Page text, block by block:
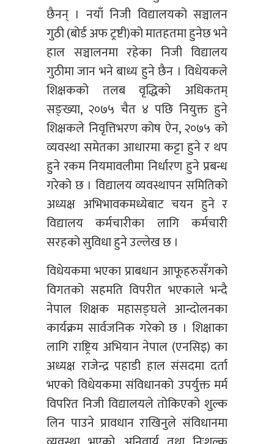
छैनन् । नयाँ निजी विद्यालयको सञ्चालन
गुठी (बोर्ड अफ ट्रष्टी)को मातहतमा हुनेछ भने
हाल सञ्चालनमा रहेका निजी विद्यालय
गुठीमा जान भने बाध्य हुने छैन । विधेयकले
शिक्षकको तलब वृद्धिको अधिकतम्
सङ्ख्या, २०७५ चैत ४ पछि नियुक्त हुने
शिक्षकले निवृत्तिभरण कोष ऐन, २०७५ को
व्यवस्था समेतका आधारमा कट्टा हुने र थप
हुने रकम नियमावलीमा निर्धारण हुने प्रबन्ध
गरेको छ । विद्यालय व्यवस्थापन समितिको
अध्यक्ष अभिभावकमध्येबाट चयन हुने र
विद्यालय कर्मचारीका लागि कर्मचारी
सरहको सुविधा हुने उल्लेख छ ।
विधेयकमा भएका प्राबधान आफूहरुसँगको
विगतको सहमति विपरीत भएकाले भन्दै
नेपाल शिक्षक महासङ्घले आन्दोलनका
कार्यक्रम सार्वजनिक गरेको छ । शिक्षाका
लागि राष्ट्रिय अभियान नेपाल (एनसिइ) का
अध्यक्ष राजेन्द्र पहाडी हाल संसदमा दर्ता
भएको विधेयकमा संविधानको उपर्युक्त मर्म
विपरित निजी विद्यालयले तोकिएको शुल्क
लिन पाउने प्रावधान राखिनुले संविधानमा